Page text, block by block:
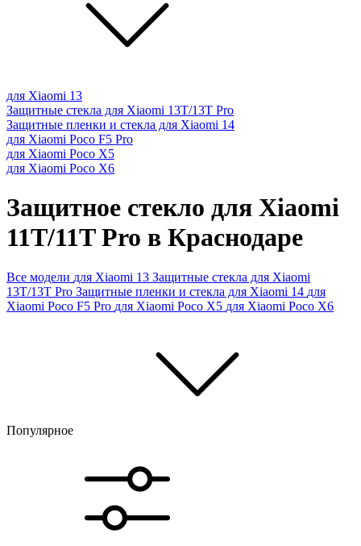
для Xiaomi 13
Защитные стекла для Xiaomi 13T/13T Pro
Защитные пленки и стекла для Xiaomi 14
для Xiaomi Poco F5 Pro
для Xiaomi Poco X5
для Xiaomi Poco X6
Защитное стекло для Xiaomi
11T/11T Pro в Краснодаре
Все модели для Xiaomi 13 Защитные стекла для Xiaomi
13T/13T Pro Защитные пленки и стекла для Xiaomi 14 для
Xiaomi Poco F5 Pro для Xiaomi Poco X5 для Xiaomi Poco X6
Популярное